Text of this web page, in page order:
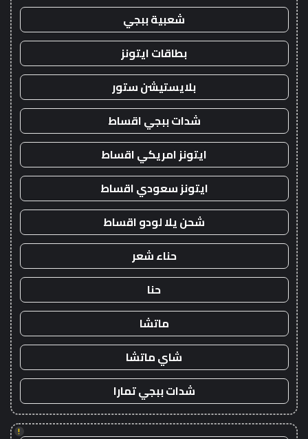
شعبية ببجي
بطاقات ايتونز
بلايستيشن ستور
شدات ببجي اقساط
ايتونز امريكي اقساط
ايتونز سعودي اقساط
شحن يلا لودو اقساط
حناء شعر
حنا
ماتشا
شاي ماتشا
شدات ببجي تمارا
!